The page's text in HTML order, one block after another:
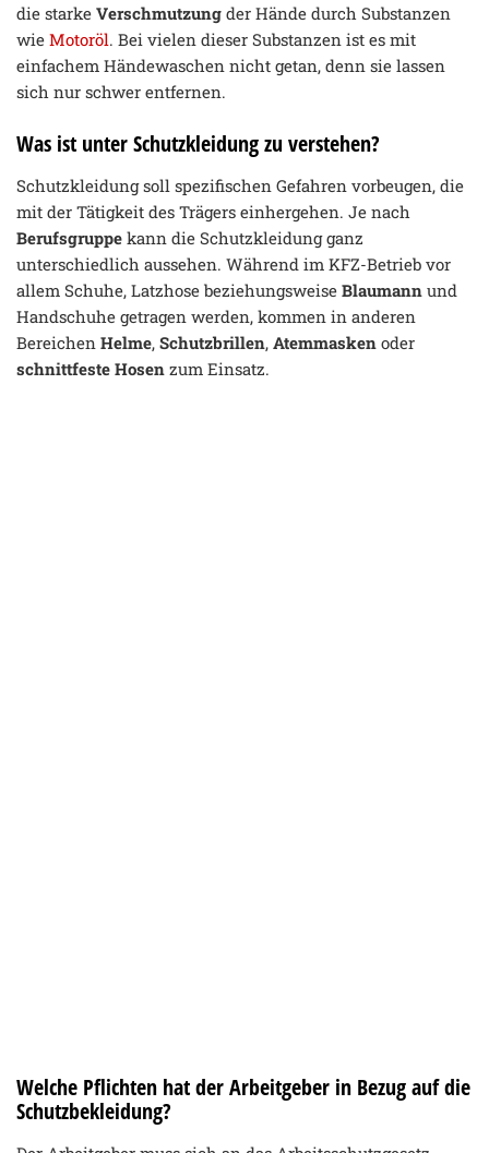
die starke Verschmutzung der Hände durch Substanzen
wie Motoröl. Bei vielen dieser Substanzen ist es mit
einfachem Händewaschen nicht getan, denn sie lassen
sich nur schwer entfernen.
Was ist unter Schutzkleidung zu verstehen?
Schutzkleidung soll spezifischen Gefahren vorbeugen, die
mit der Tätigkeit des Trägers einhergehen. Je nach
Berufsgruppe kann die Schutzkleidung ganz
unterschiedlich aussehen. Während im KFZ-Betrieb vor
allem Schuhe, Latzhose beziehungsweise Blaumann und
Handschuhe getragen werden, kommen in anderen
Bereichen Helme, Schutzbrillen, Atemmasken oder
schnittfeste Hosen zum Einsatz.
Welche Pflichten hat der Arbeitgeber in Bezug auf die
Schutzbekleidung?